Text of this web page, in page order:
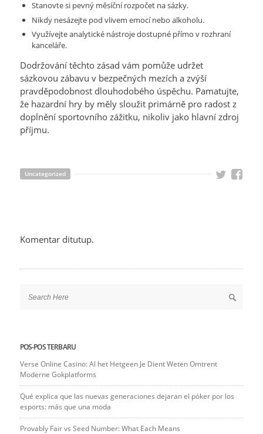
Stanovte si pevný měsíční rozpočet na sázky.
Nikdy nesázejte pod vlivem emocí nebo alkoholu.
Využívejte analytické nástroje dostupné přímo v rozhraní
kanceláře.
Dodržování těchto zásad vám pomůže udržet
sázkovou zábavu v bezpečných mezích a zvýší
pravděpodobnost dlouhodobého úspěchu. Pamatujte,
že hazardní hry by měly sloužit primárně pro radost z
doplnění sportovního zážitku, nikoliv jako hlavní zdroj
příjmu.
Uncategorized
Komentar ditutup.
POS-POS TERBARU
Verse Online Casino: Al het Hetgeen Je Dient Weten Omtrent
Moderne Gokplatforms
Qué explica que las nuevas generaciones dejaran el póker por los
esports: más que una moda
Provably Fair vs Seed Number: What Each Means